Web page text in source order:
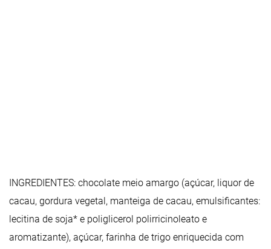
INGREDIENTES: chocolate meio amargo (açúcar, liquor de
cacau, gordura vegetal, manteiga de cacau, emulsificantes:
lecitina de soja* e poliglicerol polirricinoleato e
aromatizante), açúcar, farinha de trigo enriquecida com